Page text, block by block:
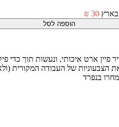
30 ₪
הוספה לסל
פיין ארט איכותי, ונעשות תוך כדי
הצבעוניות של העבודה המקורית
בנפרד